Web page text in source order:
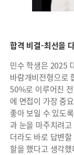
합격 비결-최선을
민수 학생은 2025
바람개비전형으로
50%로 이루어진
에 면접이 가장 중
좋아 보일 수 있도
과 눈을 마주치려
더라도 바로 답변
할을 했다고 생각했